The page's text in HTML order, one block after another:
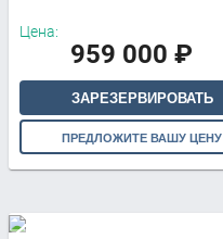
Цена:
959 000 ₽
ЗАРЕЗЕРВИРОВАТЬ
ПРЕДЛОЖИТЕ ВАШУ ЦЕНУ